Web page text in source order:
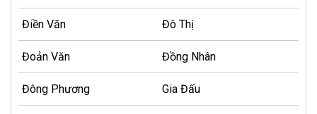
Điền Văn Đô Thị
Đoản Văn Đồng Nhân
Đông Phương Gia Đấu